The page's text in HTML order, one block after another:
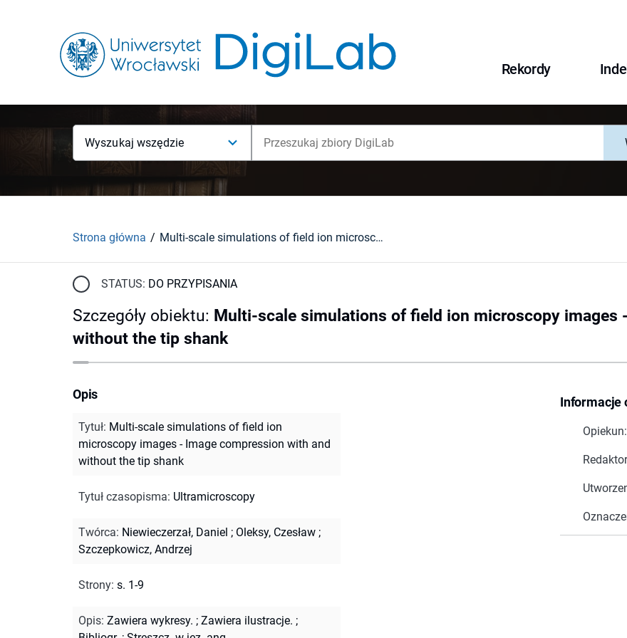
Rekordy
Wyszukaj wszędzie
Strona główna Multi-scale simulations of field ion microscopy images - Image compression with and without the tip shank
STATUS: DO PRZYPISANIA
Szczegóły obiektu: Multi-scale simulations of field ion microscopy images
without the tip shank
Informacje
Opiekun:
Opis
Tytuł: Multi-scale simulations of field ion
microscopy images - Image compression with and
without the tip shank
Tytuł czasopisma: Ultramicroscopy
Twórca: Niewieczerzał, Daniel ; Oleksy, Czesław ;
Szczepkowicz, Andrzej
Strony: s. 1-9
Opis: Zawiera wykresy. ; Zawiera ilustracje. ;